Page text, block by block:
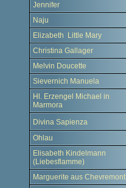
Jennifer
Naju
Elizabeth Little Mary
Christina Gallager
Melvin Doucette
Sievernich Manuela
Hl. Erzengel Michael in
Marmora
Divina Sapienza
Ohlau
Elisabeth Kindelmann
(Liebesflamme)
Marguerite aus Chevremont